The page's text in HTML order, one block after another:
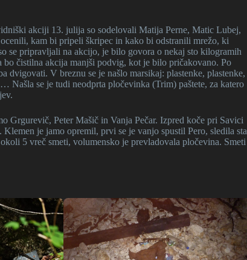
akciji 13. julija so sodelovali Matija Perne, Matic Lubej,
kam bi pripeli škripec in kako bi odstranili mrežo, ki
se pripravljali na akcijo, je bilo govora o nekaj sto kilogramih
čistilna akcija manjši podvig, kot je bilo pričakovano. Po
dvigovati. V breznu se je našlo marsikaj: plastenke, plastenke,
Našla se je tudi neodprta pločevinka (Trim) paštete, za katero
Grgurevič, Peter Mašič in Vanja Pečar. Izpred koče pri Savici
je jamo opremil, prvi se je vanjo spustil Pero, sledila sta
5 vreč smeti, volumensko je prevladovala pločevina. Smeti